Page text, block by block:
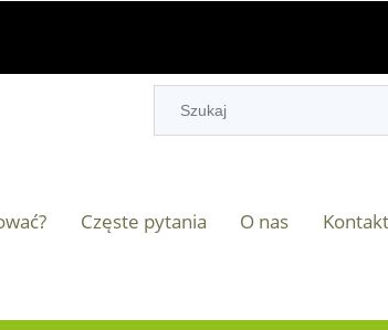
Częste pytania O nas Kontakt